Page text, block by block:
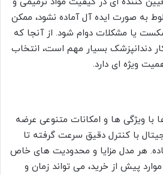
به صورت ایده آل آماده نشود، ممکن
یا مشکلات دوام شود. از آنجا که
دندانپزشک بسیار مهم است، انتخاب
ویژه ای دارد.
با ویژگی ها و امکانات متنوعی عرضه
با کنترل دقیق سرعت گرفته تا
هر مدل مزایا و محدودیت های خاص
پیش از خرید، می تواند زمان و